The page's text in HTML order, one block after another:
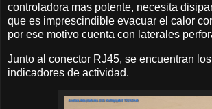
controladora mas potente, necesita
que es imprescindible evacuar el calor
por ese motivo cuenta con laterales
Junto al conector RJ45, se encuentran
indicadores de actividad.